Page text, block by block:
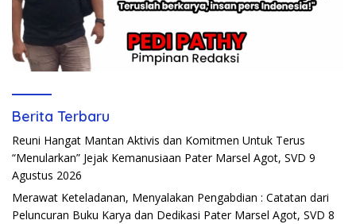
Berita Terbaru
Reuni Hangat Mantan Aktivis dan Komitmen Untuk Terus
“Menularkan” Jejak Kemanusiaan Pater Marsel Agot, SVD 9
Agustus 2026
Merawat Keteladanan, Menyalakan Pengabdian : Catatan dari
Peluncuran Buku Karya dan Dedikasi Pater Marsel Agot, SVD 8